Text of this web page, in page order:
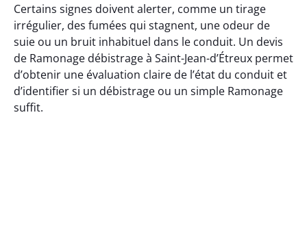
Certains signes doivent alerter, comme un tirage
irrégulier, des fumées qui stagnent, une odeur de
suie ou un bruit inhabituel dans le conduit. Un devis
de Ramonage débistrage à Saint-Jean-d’Étreux permet
d’obtenir une évaluation claire de l’état du conduit et
d’identifier si un débistrage ou un simple Ramonage
suffit.